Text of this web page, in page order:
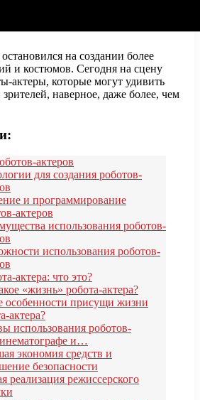
на создании более
и костюмов. Сегодня на сцену
актеры, которые могут удивить
наверное, даже более, чем
актеров
для создания роботов-
и программирование
актеров
использования роботов-
использования роботов-
актера: что это?
«жизнь» робота-актера?
особенности присущи жизни
актера?
использования роботов-
и…
экономия средств и
безопасности
реализация режиссерского